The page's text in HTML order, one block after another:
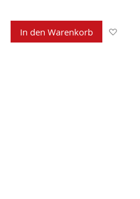
Zur Wunschliste hinzufügen
In den Warenkorb